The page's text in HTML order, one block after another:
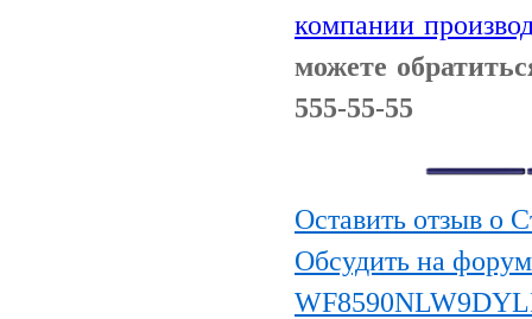
компании
можете
555-55-55
Оставить отзыв о
Обсудить на